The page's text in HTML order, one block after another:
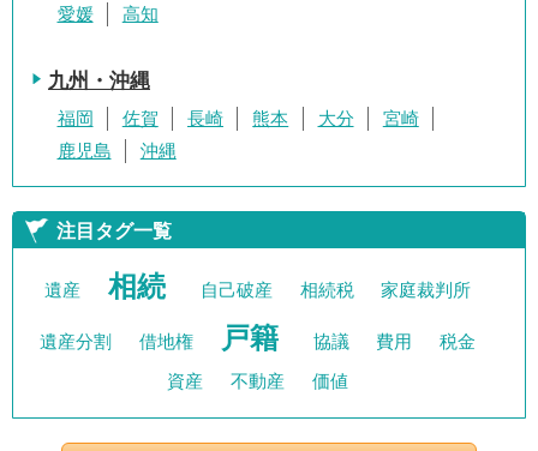
愛媛
高知
九州・沖縄
福岡 佐賀 長崎 熊本 大分
宮崎
鹿児島
沖縄
注目タグ一覧
遺産 相続 自己破産 相続税 家庭裁判所
遺産分割 借地権 戸籍 協議 費用 税金
資産 不動産 価値